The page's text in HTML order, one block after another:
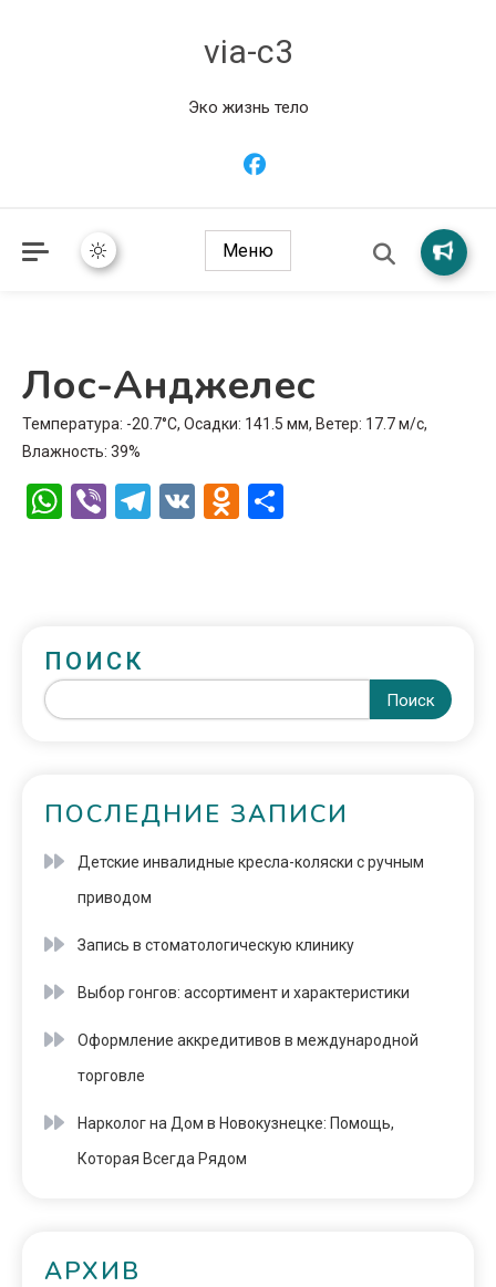
via-c3
Эко жизнь тело
Меню
Лос-Анджелес
Температура: -20.7°C, Осадки: 141.5 мм, Ветер: 17.7 м/с,
Влажность: 39%
WhatsApp
ViberTelegram
VK Odnoklassniki
ПОИСК
Поиск
ПОСЛЕДНИЕ ЗАПИСИ
Детские инвалидные кресла-коляски с ручным
приводом
Запись в стоматологическую клинику
Выбор гонгов: ассортимент и характеристики
Оформление аккредитивов в международной
торговле
Нарколог на Дом в Новокузнецке: Помощь,
Которая Всегда Рядом
АРХИВ